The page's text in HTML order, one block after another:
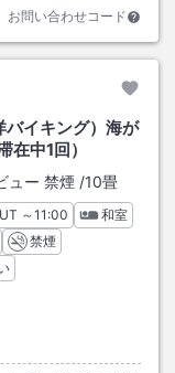
お問い合わせコード
イキング）海が
中1回）
ュー 禁煙 /10畳
チェックアウト
～11:00
和室
禁煙